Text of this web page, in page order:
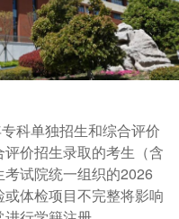
科单独招生和综合评价
价招生录取的考生（含
试院统一组织的2026
体检项目不完整将影响